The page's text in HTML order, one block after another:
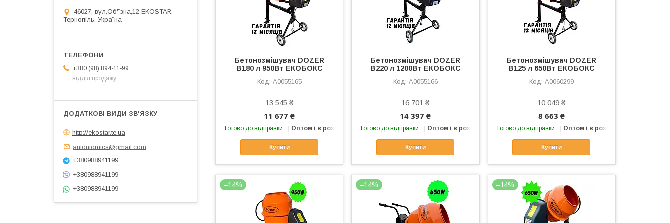
Бетонозмішувач DOZER
B180 л 950Вт ЕКОБОКС
А0055165
13 545 ₴
11 677 ₴
Готово до відправки Оптом і в роздріб
Купити
Бетонозмішувач DOZER
B220 л 1200Вт ЕКОБОКС
А0055166
16 701 ₴
14 397 ₴
Готово до відправки Оптом і в роздріб
Купити
Бетонозмішувач DOZER
В125 л 650Вт ЕКОБОКС
А0060299
10 049 ₴
8 663 ₴
Готово до відправки Оптом і в роздріб
Купити
–14% –14% –14%
46027, вул.Об'їзна,12 EKOSTAR,
Тернопіль, Україна
+380 (98) 894-11-99
відділ продажу
http://ekostar.te.ua
antoniomics@gmail.com
+380988941199
+380988941199
+380988941199